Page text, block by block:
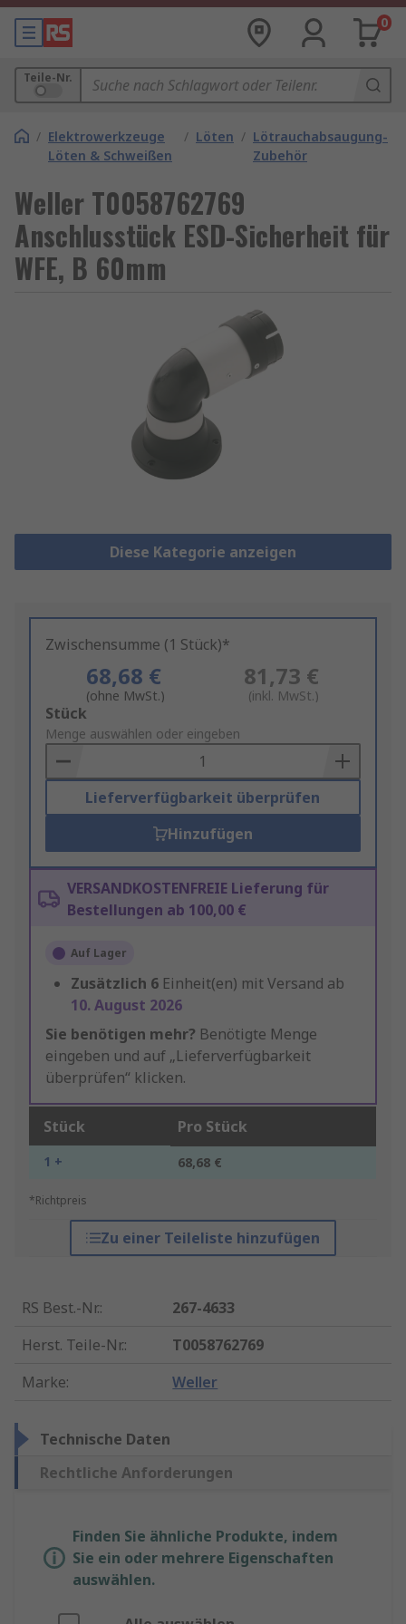
0
Teile-Nr.
/ Elektrowerkzeuge
Löten & Schweißen
/ Löten / Lötrauchabsaugung-
Zubehör
Weller T0058762769
Anschlusstück ESD-Sicherheit für
WFE, B 60mm
Diese Kategorie anzeigen
Zwischensumme (1 Stück)*
68,68 €
(ohne MwSt.)
81,73 €
(inkl. MwSt.)
Add
to
Basket
Stück
Menge auswählen oder eingeben
Lieferverfügbarkeit überprüfen
Hinzufügen
VERSANDKOSTENFREIE Lieferung für
Bestellungen ab 100,00 €
Auf Lager
Zusätzlich 6 Einheit(en) mit Versand ab
10. August 2026
Sie benötigen mehr? Benötigte Menge
eingeben und auf „Lieferverfügbarkeit
überprüfen“ klicken.
Stück Pro Stück
1 + 68,68 €
*Richtpreis
Zu einer Teileliste hinzufügen
RS Best.-Nr.:
267-4633
Herst. Teile-Nr.:
T0058762769
Marke: Weller
Technische Daten
Rechtliche Anforderungen
Finden Sie ähnliche Produkte, indem
Sie ein oder mehrere Eigenschaften
auswählen.